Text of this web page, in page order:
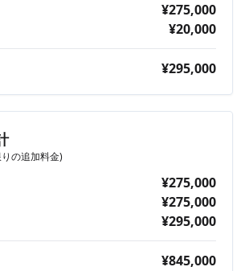
¥275,000
¥20,000
¥295,000
の追加料金)
¥275,000
¥275,000
¥295,000
¥845,000